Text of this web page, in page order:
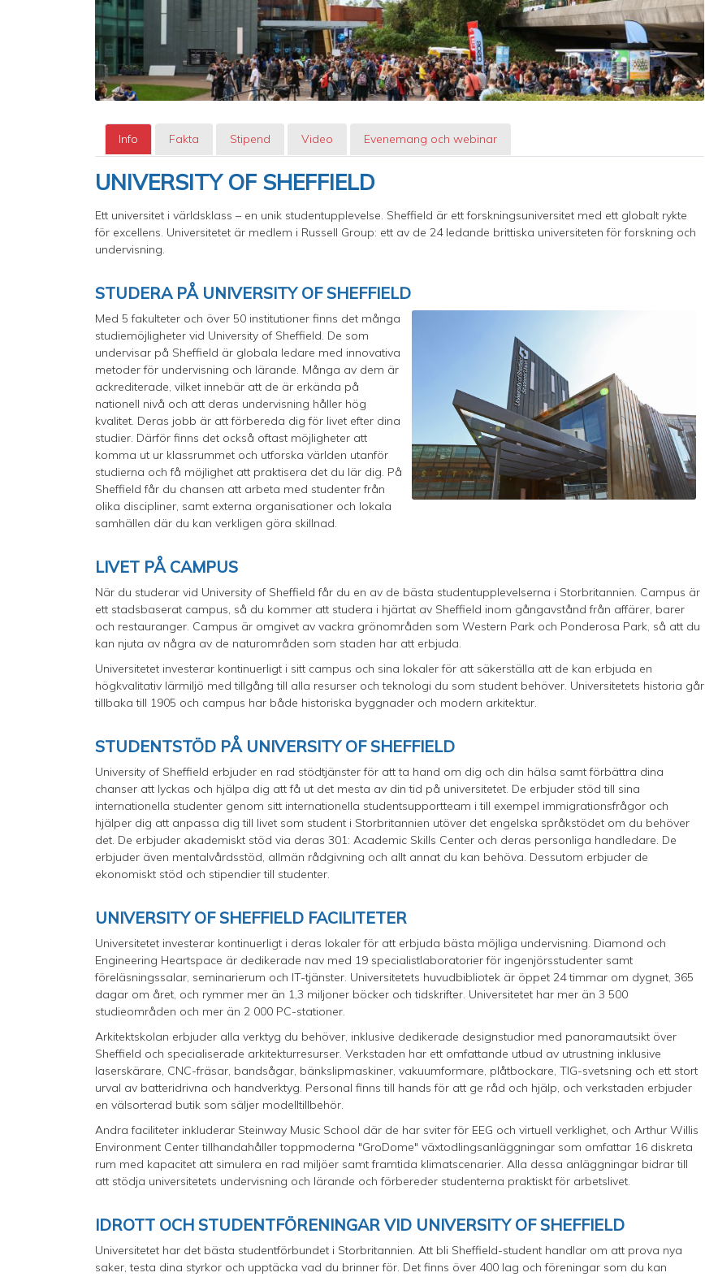
Info Fakta Stipend Video Evenemang och webinar
UNIVERSITY OF SHEFFIELD
Ett universitet i världsklass – en unik studentupplevelse. Sheffield är ett forskningsuniversitet med ett globalt rykte
för excellens. Universitetet är medlem i Russell Group: ett av de 24 ledande brittiska universiteten för forskning och
undervisning.
STUDERA PÅ UNIVERSITY OF SHEFFIELD
Med 5 fakulteter och över 50 institutioner finns det många
studiemöjligheter vid University of Sheffield. De som
undervisar på Sheffield är globala ledare med innovativa
metoder för undervisning och lärande. Många av dem är
ackrediterade, vilket innebär att de är erkända på
nationell nivå och att deras undervisning håller hög
kvalitet. Deras jobb är att förbereda dig för livet efter dina
studier. Därför finns det också oftast möjligheter att
komma ut ur klassrummet och utforska världen utanför
studierna och få möjlighet att praktisera det du lär dig. På
Sheffield får du chansen att arbeta med studenter från
olika discipliner, samt externa organisationer och lokala
samhällen där du kan verkligen göra skillnad.
LIVET PÅ CAMPUS
När du studerar vid University of Sheffield får du en av de bästa studentupplevelserna i Storbritannien. Campus är
ett stadsbaserat campus, så du kommer att studera i hjärtat av Sheffield inom gångavstånd från affärer, barer
och restauranger. Campus är omgivet av vackra grönområden som Western Park och Ponderosa Park, så att du
kan njuta av några av de naturområden som staden har att erbjuda.
Universitetet investerar kontinuerligt i sitt campus och sina lokaler för att säkerställa att de kan erbjuda en
högkvalitativ lärmiljö med tillgång till alla resurser och teknologi du som student behöver. Universitetets historia går
tillbaka till 1905 och campus har både historiska byggnader och modern arkitektur.
STUDENTSTÖD PÅ UNIVERSITY OF SHEFFIELD
University of Sheffield erbjuder en rad stödtjänster för att ta hand om dig och din hälsa samt förbättra dina
chanser att lyckas och hjälpa dig att få ut det mesta av din tid på universitetet. De erbjuder stöd till sina
internationella studenter genom sitt internationella studentsupportteam i till exempel immigrationsfrågor och
hjälper dig att anpassa dig till livet som student i Storbritannien utöver det engelska språkstödet om du behöver
det. De erbjuder akademiskt stöd via deras 301: Academic Skills Center och deras personliga handledare. De
erbjuder även mentalvårdsstöd, allmän rådgivning och allt annat du kan behöva. Dessutom erbjuder de
ekonomiskt stöd och stipendier till studenter.
UNIVERSITY OF SHEFFIELD FACILITETER
Universitetet investerar kontinuerligt i deras lokaler för att erbjuda bästa möjliga undervisning. Diamond och
Engineering Heartspace är dedikerade nav med 19 specialistlaboratorier för ingenjörsstudenter samt
föreläsningssalar, seminarierum och IT-tjänster. Universitetets huvudbibliotek är öppet 24 timmar om dygnet, 365
dagar om året, och rymmer mer än 1,3 miljoner böcker och tidskrifter. Universitetet har mer än 3 500
studieområden och mer än 2 000 PC-stationer.
Arkitektskolan erbjuder alla verktyg du behöver, inklusive dedikerade designstudior med panoramautsikt över
Sheffield och specialiserade arkitekturresurser. Verkstaden har ett omfattande utbud av utrustning inklusive
laserskärare, CNC-fräsar, bandsågar, bänkslipmaskiner, vakuumformare, plåtbockare, TIG-svetsning och ett stort
urval av batteridrivna och handverktyg. Personal finns till hands för att ge råd och hjälp, och verkstaden erbjuder
en välsorterad butik som säljer modelltillbehör.
Andra faciliteter inkluderar Steinway Music School där de har sviter för EEG och virtuell verklighet, och Arthur Willis
Environment Center tillhandahåller toppmoderna "GroDome" växtodlingsanläggningar som omfattar 16 diskreta
rum med kapacitet att simulera en rad miljöer samt framtida klimatscenarier. Alla dessa anläggningar bidrar till
att stödja universitetets undervisning och lärande och förbereder studenterna praktiskt för arbetslivet.
IDROTT OCH STUDENTFÖRENINGAR VID UNIVERSITY OF SHEFFIELD
Universitetet har det bästa studentförbundet i Storbritannien. Att bli Sheffield-student handlar om att prova nya
saker, testa dina styrkor och upptäcka vad du brinner för. Det finns över 400 lag och föreningar som du kan